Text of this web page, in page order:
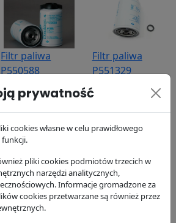
Filtr paliwa
P550588
Donaldson
37.93 zł
Filtr paliwa
P551329
Donaldson
58.88 zł
Filtr paliwa
P556245
Filtr powietrza,
prywatność
cookies własne w celu prawidłowego
funkcji.
pliki cookies podmiotów trzecich w
narzędzi analitycznych,
Informacje gromadzone za
cookies przetwarzane są również przez